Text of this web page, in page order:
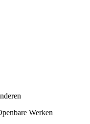
Werken